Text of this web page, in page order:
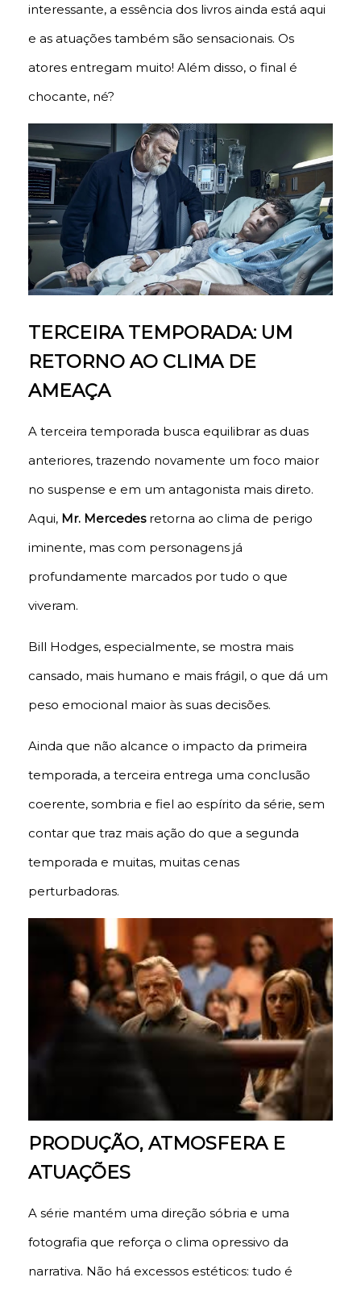
interessante, a essência dos livros ainda está aqui
e as atuações também são sensacionais. Os
atores entregam muito! Além disso, o final é
chocante, né?
TERCEIRA TEMPORADA: UM
RETORNO AO CLIMA DE
AMEAÇA
A terceira temporada busca equilibrar as duas
anteriores, trazendo novamente um foco maior
no suspense e em um antagonista mais direto.
Aqui, Mr. Mercedesretorna ao clima de perigo
iminente, mas com personagens já
profundamente marcados por tudo o que
viveram.
Bill Hodges, especialmente, se mostra mais
cansado, mais humano e mais frágil, o que dá um
peso emocional maior às suas decisões.
Ainda que não alcance o impacto da primeira
temporada, a terceira entrega uma conclusão
coerente, sombria e fiel ao espírito da série, sem
contar que traz mais ação do que a segunda
temporada e muitas, muitas cenas
perturbadoras.
PRODUÇÃO, ATMOSFERA E
ATUAÇÕES
A série mantém uma direção sóbria e uma
fotografia que reforça o clima opressivo da
narrativa. Não há excessos estéticos: tudo é